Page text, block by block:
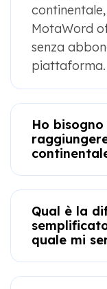
MotaWord
senza
piattaforma.
Ho
Qual è la
quale mi